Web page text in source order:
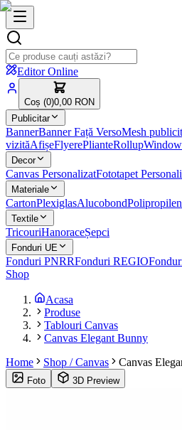
Editor Online
Coș (0)0,00 RON
Publicitar
BannerBanner Față VersoMesh
vizităAfișeFlyerePlianteRollup
Decor
Canvas PersonalizatFototapet
Materiale
CartonPlexiglasAlucobond
Textile
TricouriHanoraceȘepci
Fonduri UE
Fonduri PNRRFonduri REGIO
Shop
Acasa
Produse
Tablouri Canvas
Canvas Elegant Bunny
Home
Shop / Canvas Canvas
Foto 3D Preview